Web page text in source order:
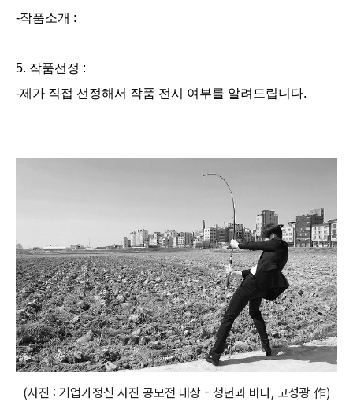
-작품소개 :
5. 작품선정 :
-제가 직접 선정해서 작품 전시 여부를 알려드립니다.
(사진 : 기업가정신 사진 공모전 대상 - 청년과 바다, 고성광 作)